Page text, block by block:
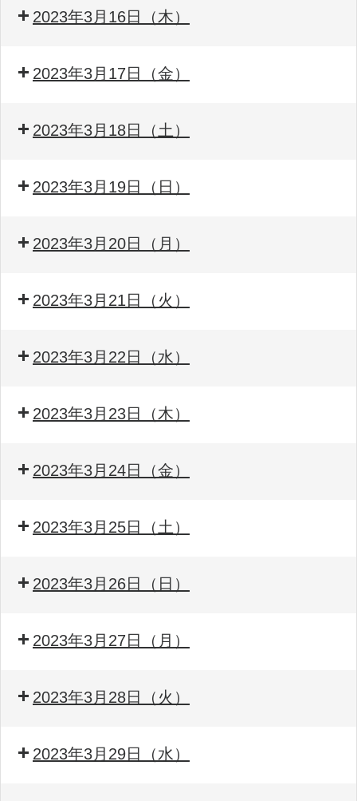
2023年3月16日（木）
2023年3月17日（金）
2023年3月18日（土）
2023年3月19日（日）
2023年3月20日（月）
2023年3月21日（火）
2023年3月22日（水）
2023年3月23日（木）
2023年3月24日（金）
2023年3月25日（土）
2023年3月26日（日）
2023年3月27日（月）
2023年3月28日（火）
2023年3月29日（水）